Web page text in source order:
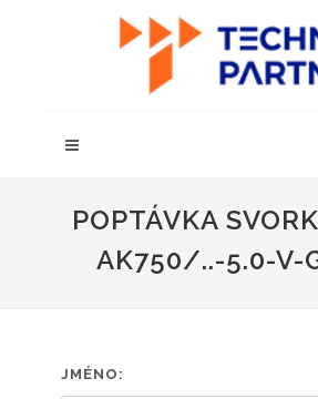
POPTÁVKA
AK750/..-5.0-V-
JMÉNO: